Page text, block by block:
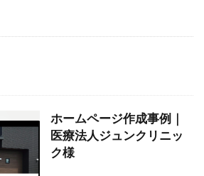
ホームページ作成事例｜
医療法人ジュンクリニッ
ク様